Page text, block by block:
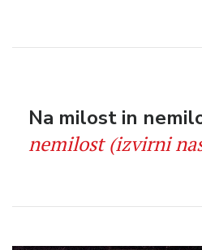
Na milost in
nemilost (izvirni